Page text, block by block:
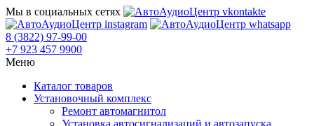
Мы в социальных сетях
8 (3822) 97-99-00
+7 923 457 9900
Меню
Каталог товаров
Установочный комплекс
Ремонт автомагнитол
Установка автосигнализаций и автозапуска